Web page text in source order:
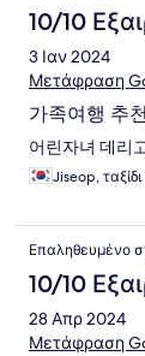
10/10
3 Ιαν 2024
Μετάφραση
가족여행 추천
어린자녀 데리
Jiseop,
Επαληθευμένο
10/10
28 Απρ 2024
Μετάφραση